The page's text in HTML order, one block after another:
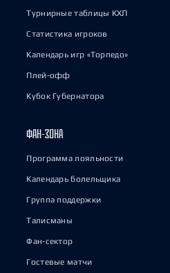
Турнирные таблицы КХЛ
Статистика игроков
Календарь игр «Торпедо»
Плей-офф
Кубок Губернатора
ФАН-ЗОНА
Программа лояльности
Календарь болельщика
Группа поддержки
Талисманы
Фан-сектор
Гостевые матчи